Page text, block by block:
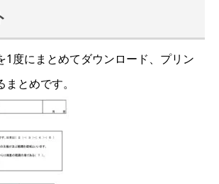
1度にまとめてダウンロード、プリン
とめです。